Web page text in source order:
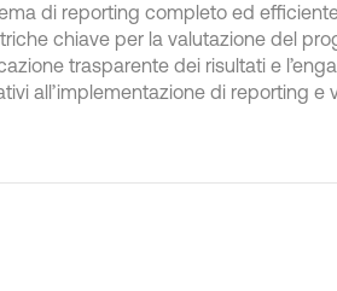
di reporting completo ed
chiave per la valutazione del
trasparente dei risultati e
all’implementazione di reporting e